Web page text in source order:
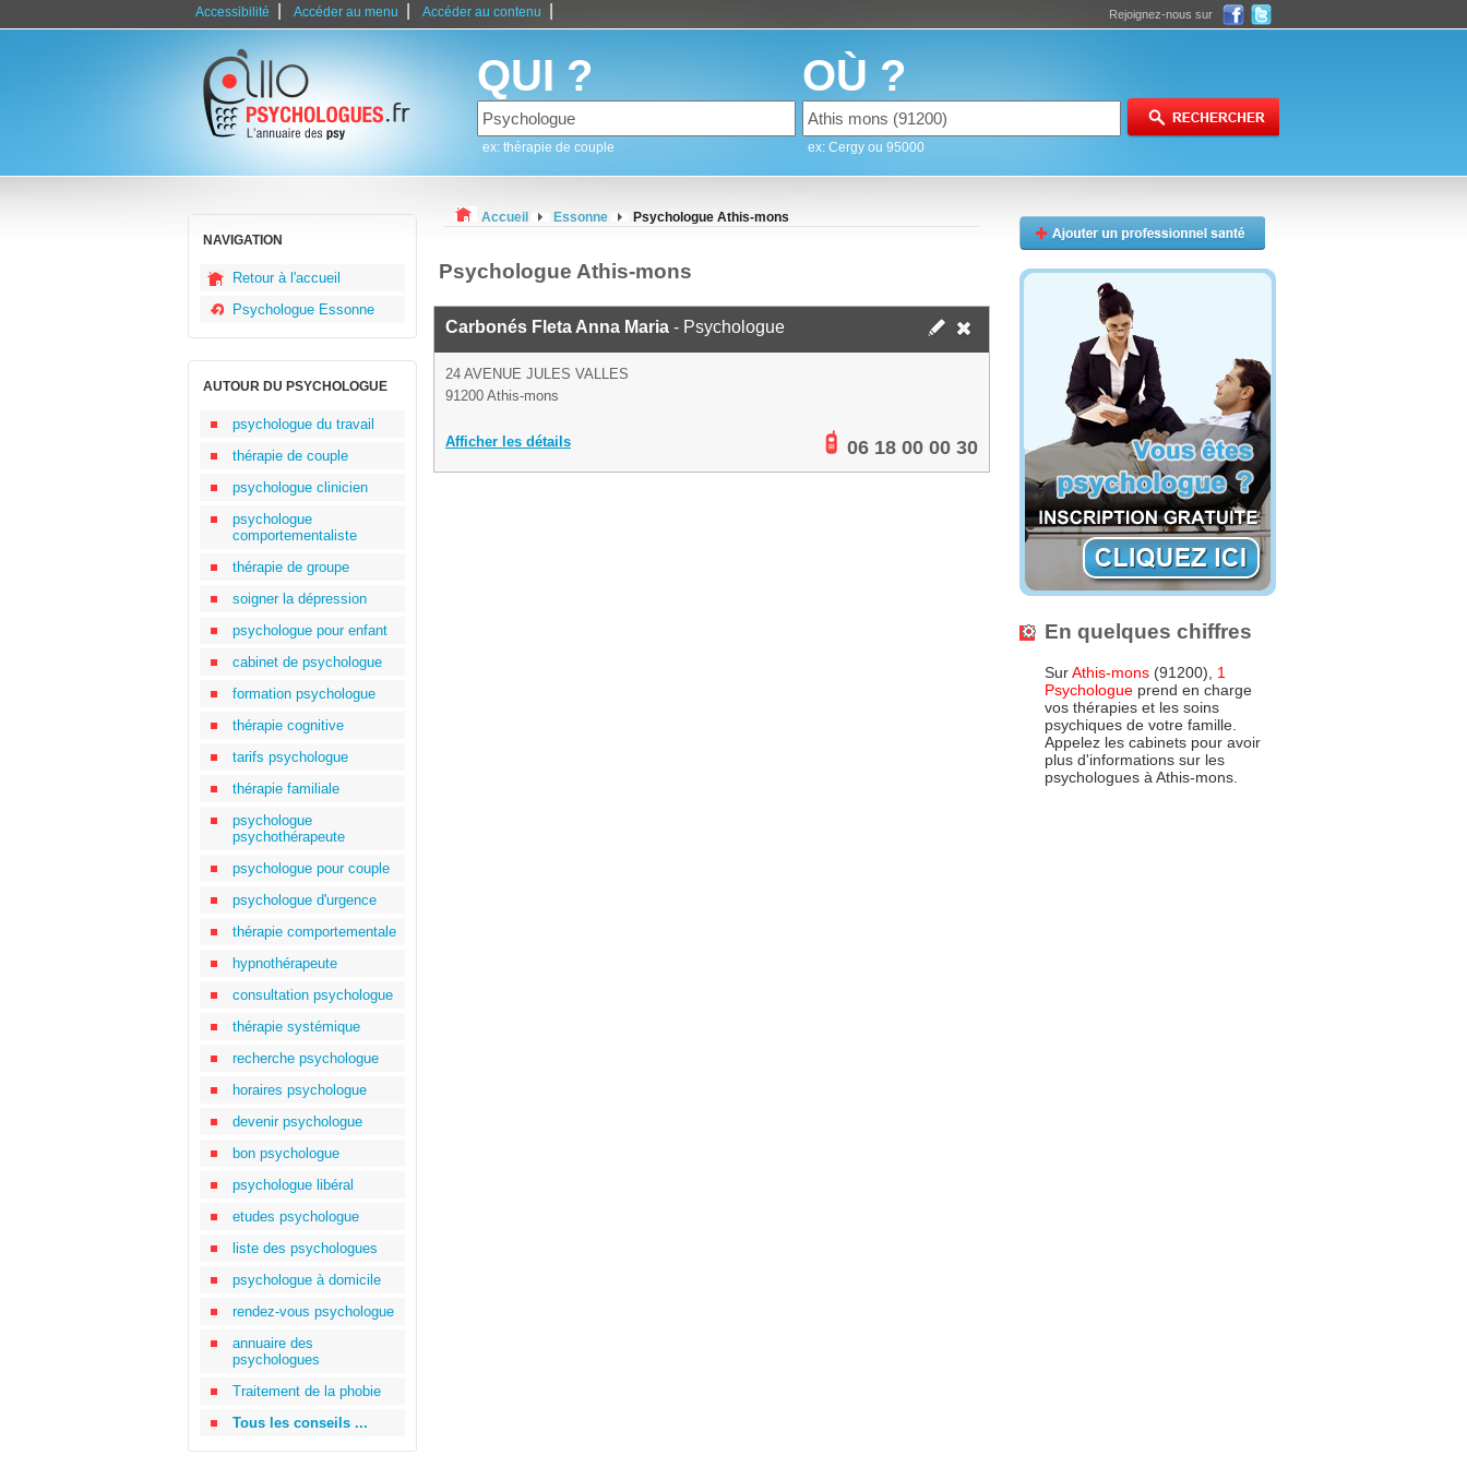
Accessibilité Accéder au menu Accéder au contenu Rejoignez-nous sur
QUI ?
ex: thérapie de couple
OÙ ?
ex: Cergy ou 95000
NAVIGATION
Retour à l'accueil
Psychologue Essonne
AUTOUR DU PSYCHOLOGUE
psychologue du travail
thérapie de couple
psychologue clinicien
psychologue
comportementaliste
thérapie de groupe
soigner la dépression
psychologue pour enfant
cabinet de psychologue
formation psychologue
thérapie cognitive
tarifs psychologue
thérapie familiale
psychologue
psychothérapeute
psychologue pour couple
psychologue d'urgence
thérapie comportementale
hypnothérapeute
consultation psychologue
thérapie systémique
recherche psychologue
horaires psychologue
devenir psychologue
bon psychologue
psychologue libéral
etudes psychologue
liste des psychologues
psychologue à domicile
rendez-vous psychologue
annuaire des
psychologues
Traitement de la phobie
Tous les conseils ...
Accueil Essonne Psychologue Athis-mons
Psychologue Athis-mons
Carbonés Fleta Anna Maria - Psychologue
24 AVENUE JULES VALLES
91200 Athis-mons
Afficher les détails 06 18 00 00 30
En quelques chiffres
SurAthis-mons (91200), 1
Psychologue prend en charge
vos thérapies et les soins
psychiques de votre famille.
Appelez les cabinets pour avoir
plus d'informations sur les
psychologues à Athis-mons.